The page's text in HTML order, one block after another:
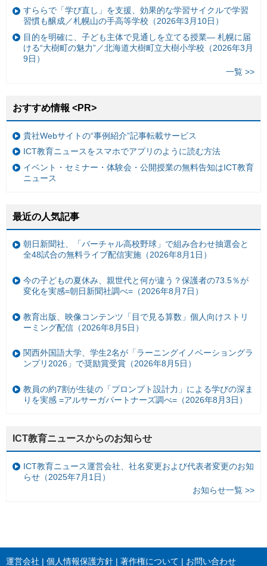
すららで「学び直し」を支援、効果的な学習サイクルで学習
習慣も醸成／札幌山の手高等学校（2026年3月10日）
目的を明確に、子ども主体で見通しを立てる授業— 札幌に届
ける“大樹町の魅力”／北海道大樹町立大樹小学校（2026年3月
9日）
一覧 >>
おすすめ情報 <PR>
貴社Webサイトの“事例紹介”記事転載サービス
ICT教育ニュースをスマホでアプリのように読む方法
イベント・セミナー・体験会・公開授業の無料告知はICT教育
ニュース
最近の人気記事
朝日新聞社、「バーチャル高校野球」で組み合わせ抽選会と
全48試合の無料ライブ配信実施（2026年8月1日）
今の子どもの夏休み、親世代と何が違う？保護者の73.5％が
変化を実感=朝日新聞社調べ=（2026年8月7日）
教育出版、映像コンテンツ「目で見る算数」個人向けストリ
ーミング配信（2026年8月5日）
関西外国語大学、学生2名が「ラーニングイノベーショングラ
ンプリ2026」で奨励賞受賞（2026年8月5日）
教員の約7割が生徒の「プロンプト設計力」による学びの深ま
りを実感 =アルサーガパートナーズ調べ=（2026年8月3日）
ICT教育ニュースからのお知らせ
ICT教育ニュース運営会社、社名変更および代表者変更のお知
らせ（2025年7月1日）
お知らせ一覧 >>
運営会社 個人情報保護方針 著作権について お問い合わせ